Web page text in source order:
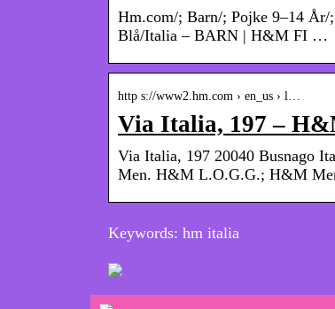
Hm.com/; Barn/; Pojke 9–14
Blå/Italia – BARN | H&M FI …
http s://www2.hm.com › en_us › l…
Via Italia, 197 –
Via Italia, 197 20040 Busnago
Men. H&M L.O.G.G.; H&M
Keywords: hm italia